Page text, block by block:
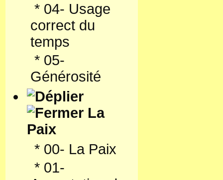
* 04- Usage
correct du
temps
* 05-
Générosité
La
Paix
* 00- La Paix
* 01-